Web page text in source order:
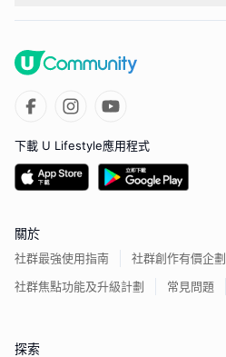
下載 U Lifestyle應用程式
關於
社群最強使用指南
社群創作有價企劃
社群焦點功能及升級計劃
常見問題
探索